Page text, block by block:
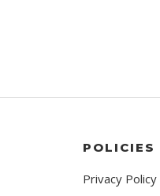
POLICIES
Privacy Policy